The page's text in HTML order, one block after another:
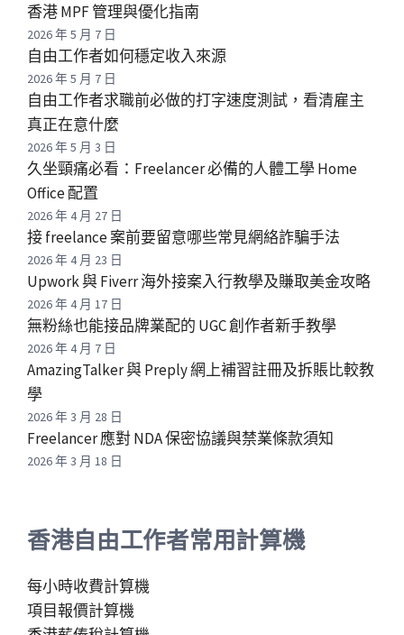
香港 MPF 管理與優化指南
2026 年 5 月 7 日
自由工作者如何穩定收入來源
2026 年 5 月 7 日
自由工作者求職前必做的打字速度測試，看清雇主
真正在意什麼
2026 年 5 月 3 日
久坐頸痛必看：Freelancer 必備的人體工學 Home
Office 配置
2026 年 4 月 27 日
接 freelance 案前要留意哪些常見網絡詐騙手法
2026 年 4 月 23 日
Upwork 與 Fiverr 海外接案入行教學及賺取美金攻略
2026 年 4 月 17 日
無粉絲也能接品牌業配的 UGC 創作者新手教學
2026 年 4 月 7 日
AmazingTalker 與 Preply 網上補習註冊及拆賬比較教
學
2026 年 3 月 28 日
Freelancer 應對 NDA 保密協議與禁業條款須知
2026 年 3 月 18 日
香港自由工作者常用計算機
每小時收費計算機
項目報價計算機